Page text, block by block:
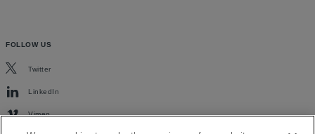
FOLLOW US
Twitter
LinkedIn
Vimeo